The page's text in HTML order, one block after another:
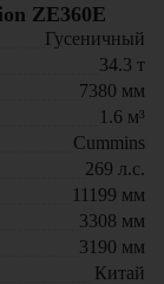
на сложных
ZE360E
Гусеничный
34.3 т
7380 мм
1.6 м³
Cummins
269 л.с.
11199 мм
3308 мм
3190 мм
Китай